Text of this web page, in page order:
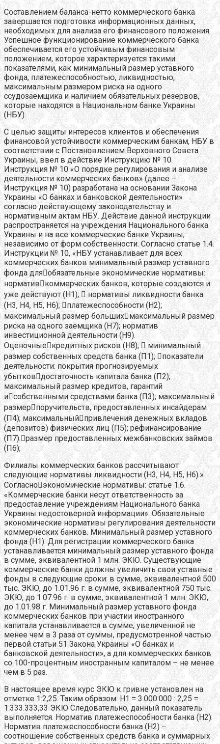
Составлением баланса-нетто коммерческого банка
завершается подготовка информационных данных,
необходимых для анализа его финансового положения.
Успешное функционирование коммерческого банка
обеспечивается его устойчивым финансовым
положением, которое характеризуется такими
показателями, как минимальный размер уставного
фонда, платежеспособностью, ликвидностью,
максимальным размером риска на одного
ссудозаемщика и наличием обязательных резервов,
которые находятся в Национальном банке Украины
(НБУ).
С целью защиты интересов клиентов и обеспечения
финансовой устойчивости коммерческим банкам, НБУ в
соответствии с Постановлением Верховного Совета
Украины, ввел в действие Инструкцию № 10.
Инструкция № 10 «О порядке регулирования и анализе
деятельности коммерческих банков» (далее –
Инструкция № 10) разработана на основании Закона
Украины «О банках и банковской деятельности»
согласно действующему законодательству и
нормативным актам НБУ. Действие данной инструкции
распространяется на учреждения Национального банка
Украины и на все коммерческие банки Украины,
независимо от форм собственности. Согласно статье 1.4.
Инструкции № 10, «НБУ устанавливает для всех
коммерческих банков минимальный размер уставного
фонда дляобязательные экономические нормативы:
нормативкоммерческих банков, которые создаются и
уже действуют (Н1);  нормативы ликвидности банка
(Н3, Н4, Н5, Н6); платежеспособности (Н2);
максимальный размер большихмаксимальный размер
риска на одного заемщика (Н7); норматив
инвестиционной деятельности (Н9).
Оценочныекредитных рисков (Н8);  минимальный
размер собственных средств банка (П1); показатели
деятельности: покрытия прогнозируемых
убытковдостаточность капитала банка (П2);
максимальный размер кредитов, гарантий
исобственными средствами банка (П3); максимальный
размерпоручительств, предоставленных инсайдерам
(П4); максимальныйпривлечения денежных вкладов
(депозитов) физических лиц (П5); рефинансирование
(П7).размер предоставленных межбанковских займов
(П6);
Филиалы коммерческих банков рассчитывают
следующие нормативы ликвидности (Н3, Н4, Н5, Н6).»
Согласноэкономические нормативы: статье 1.6.
«Коммерческие банки несут ответственность за
предоставление учреждениям Национального банка
Украины недостоверной информации». Обязательные
экономические нормативы регулирования деятельности
коммерческих банков. Минимальный размер уставного
фонда (Н1). Для регистрации коммерческого банка
устанавливается минимальный размер уставного фонда
в сумме, эквивалентной 1 млн. ЭКЮ. Существующие
коммерческие банки должны увеличить свои уставные
фонды в следующие сроки: в сумме, эквивалентной 500
тыс. ЭКЮ, до 1.01.96 г. в сумме, эквивалентной 750 тыс.
ЭКЮ, до 1.07.96 г. в сумме, эквивалентной 1 млн. ЭКЮ,
до 1.01.98 г. Минимальный размер уставного фонда
коммерческих банков при участии иностранного
капитала устанавливается в сумме, увеличенной не
менее чем в 3 раза от суммы, предусмотренной частью
первой статьи 51 Закона Украины «О банках и
банковской деятельности», а для коммерческих банков
со 100-процентным иностранным капиталом – не менее
чем в 5 раз.
В настоящее время курс ЭКЮ к гривне установлен на
отметке 1:2,25. Таким образом: Н1 = 3.000.000 : 2,25 =
1.333.333,33 ЭКЮ Следовательно, данный показатель
выполняется. Норматив платежеспособности банка (Н2).
Норматив платежеспособности банка (Н2) –
соотношение собственных средств банка и суммарных